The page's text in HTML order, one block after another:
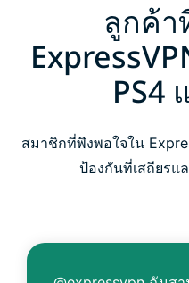
ลูกค้
PS4
สมาชิกที่พึงพอใจใน
ป้องกันที่เสถียรแ